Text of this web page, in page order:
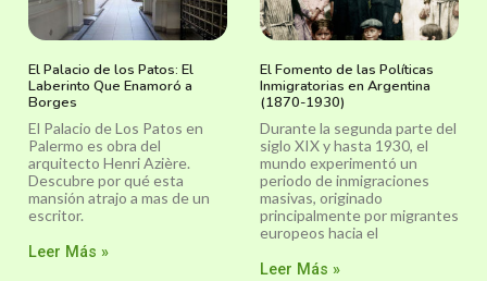
El Palacio de los Patos: El
Laberinto Que Enamoró a
Borges
El Palacio de Los Patos en
Palermo es obra del
arquitecto Henri Azière.
Descubre por qué esta
mansión atrajo a mas de un
escritor.
Leer Más »
El Fomento de las Políticas
Inmigratorias en Argentina
(1870-1930)
Durante la segunda parte del
siglo XIX y hasta 1930, el
mundo experimentó un
periodo de inmigraciones
masivas, originado
principalmente por migrantes
europeos hacia el
Leer Más »